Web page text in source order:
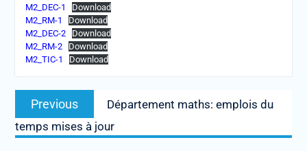
M2_DEC-1
Download
M2_RM-1
Download
M2_DEC-2
Download
M2_RM-2
Download
M2_TIC-1
Download
Post
navigation
Previous
Previous
post:
Département maths: emplois du
temps mises à jour